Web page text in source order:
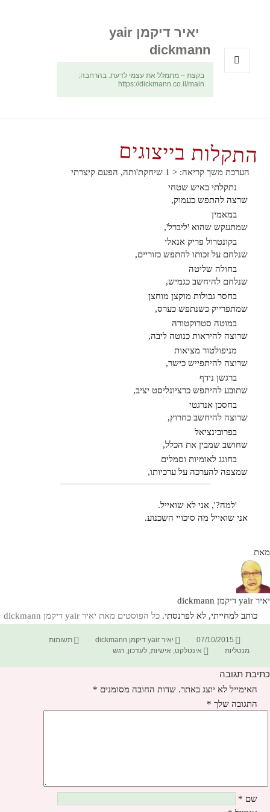
יאיר דיקמן yair
dickmann
בקצת – מתמלל את עצמי לדעת. בהרחבה:
https://dickmann.co.il/main
התקלות בייצוגים
הערכת משך קריאה: < 1
שיחקת'ותה, הפעם קיצרתי
נתקלתי באיש שטחי
שרצה להתפש כעמוק,
במאמין
שמתעקש שהוא 'ליברל',
בקונטרול פריק אנאלי
שנלחם על זכותו להתפש כזוריים,
בחולה שליטה
שנלחם להיחשב כגמיש,
בחסר גבולות מוקצן מוחצן
שמתפרייק כשנתפש כערס,
במוטה סטרוקטורה
שרוצה להיראות כנוטה ליבה,
מניפולטור מציאות
שרוצה להיתפייש כישר,
ברגשן נידף
שתובע להיתפש כרציונליסט יציב,
בחסכן אנרגטי
שרוצה להיחשב כחרוץ,
בפרובינציאל
שחושב שמבין את הכלל,
בחוגג לאומיות וסמלים
שמצפה להערכה על ערכיותו,
'למה?', אני לא שואייל.
אני שואייל מה סיכויי השכנוע.
מאת
יאיר yair דיקמן dickmann
כותב למחייתי, לא לפרנסתי. כל הפוסטים מאת יאיר yair דיקמן dickmann‏
פורסם
בתאריך
07/10/2015 מחבר
יאיר yair דיקמן dickmann קטגוריות
תשומות
מנטליות
תגיות
אינטלקט, אישיות,לעדכון,רגש
כתיבת תגובה
האימייל לא יוצג באתר. שדות החובה מסומנים *
התגובה שלך *
שם *